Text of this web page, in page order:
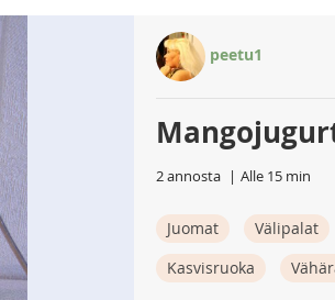
peetu1
2 annosta Alle 15 min
Juomat Välipalat
Kasvisruoka